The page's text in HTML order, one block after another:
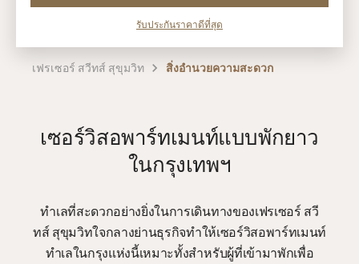
รับประกันราคาดีที่สุด
เฟรเซอร์ สวีทส์ สุขุมวิท สิ่งอำนวยความสะดวก
เซอร์วิสอพาร์ทเมนท์แบบพักยาว
ในกรุงเทพฯ
ทำเลที่สะดวกอย่างยิ่งในการเดินทางของเฟรเซอร์ สวี
ทส์ สุขุมวิทใจกลางย่านธุรกิจทำให้เซอร์วิสอพาร์ทเมนท์
ทำเลในกรุงแห่งนี้เหมาะทั้งสำหรับผู้ที่เข้ามาพักเพื่อ